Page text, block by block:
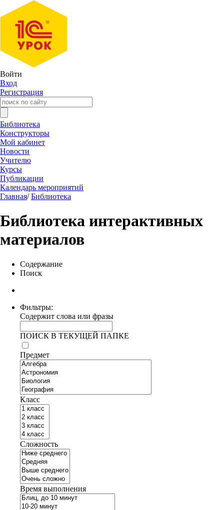
Войти
Вход
Регистрация
Библиотека
Конструкторы
Мой кабинет
Новости
Учителю
Курсы
Публикации
Календарь мероприятий
Главная/ Библиотека
Библиотека интерактивных
материалов
Содержание
Поиск
Фильтры:
Содержит слова или фразы
ПОИСК В ТЕКУЩЕЙ ПАПКЕ
Предмет
Класс
Сложность
Время выполнения